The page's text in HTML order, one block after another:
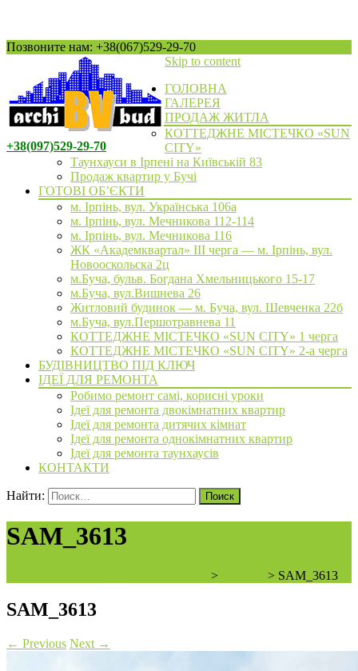
Позвоните нам: +38(067)529-29-70
+38(097)529-29-70
Skip to content
ГОЛОВНА
ГАЛЕРЕЯ
ПРОДАЖ ЖИТЛА
КОТТЕДЖНЕ МІСТЕЧКО «SUN
CITY»
Таунхауси в Ірпені на Київській 83
Продаж квартир у Бучі
ГОТОВІ ОБ’ЄКТИ
м. Ірпінь, вул. Українська 106а
м. Ірпінь, вул. Мечникова 112-114
м. Ірпінь, вул. Мечникова 116
ЖК «Академквартал» III черга — м. Ірпінь, вул.
Новооскольска 2ц
м.Буча, бульв. Богдана Хмельницького 15-17
м.Буча, вул.Вишнева 26
Житловий будинок — м. Буча, вул. Шевченка 22б
м.Буча, вул.Першотравнева 11
КОТТЕДЖНЕ МІСТЕЧКО «SUN CITY» 1 черга
КОТТЕДЖНЕ МІСТЕЧКО «SUN CITY» 2-а черга
БУДІВНИЦТВО ПІД КЛЮЧ
ІДЕЇ ДЛЯ РЕМОНТА
Робимо ремонт самі, корисні уроки
Ідеї для ремонта двокімнатних квартир
Ідеї для ремонта дитячих кімнат
Ідеї для ремонта однокімнатних квартир
Ідеї для ремонта таунхаусів
КОНТАКТИ
Найти:
SAM_3613
> > SAM_3613
SAM_3613
← Previous Next →